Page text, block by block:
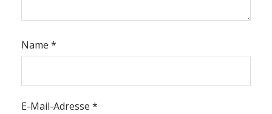
Name *
E-Mail-Adresse *